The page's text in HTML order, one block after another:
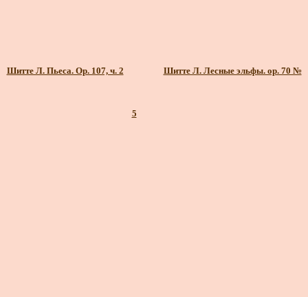
Шитте Л. Пьеса. Ор. 107, ч. 2 Шитте Л. Лесные эльфы. ор. 70 №
5